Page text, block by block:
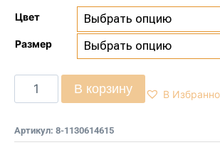
Цвет
Размер
В корзину В
Артикул: 8-1130614615